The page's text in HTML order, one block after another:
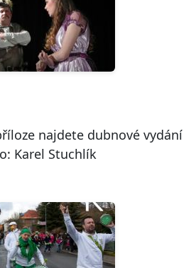
najdete dubnové vydání
Karel Stuchlík